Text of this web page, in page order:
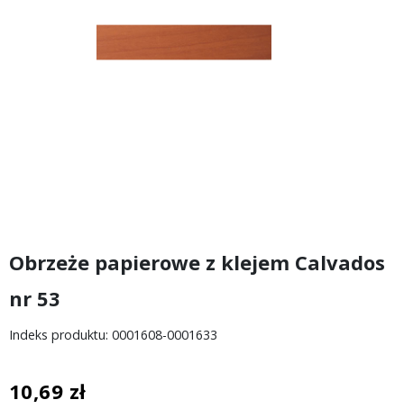
Obrzeże papierowe z klejem Calvados
nr 53
Indeks produktu: 0001608-0001633
10,69 zł